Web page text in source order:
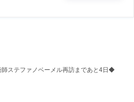
ステファノベーメル再訪まであと4日◆